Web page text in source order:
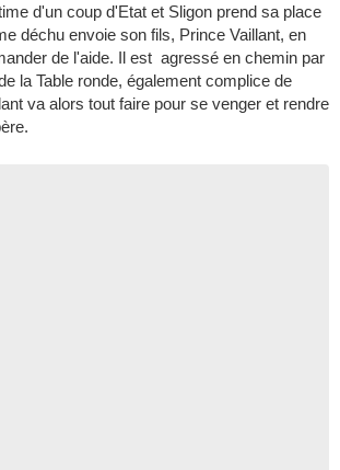
d'un coup d'Etat et Sligon prend sa place
déchu envoie son fils, Prince Vaillant, en
de l'aide. Il est agressé en chemin par
la Table ronde, également complice de
va alors tout faire pour se venger et rendre